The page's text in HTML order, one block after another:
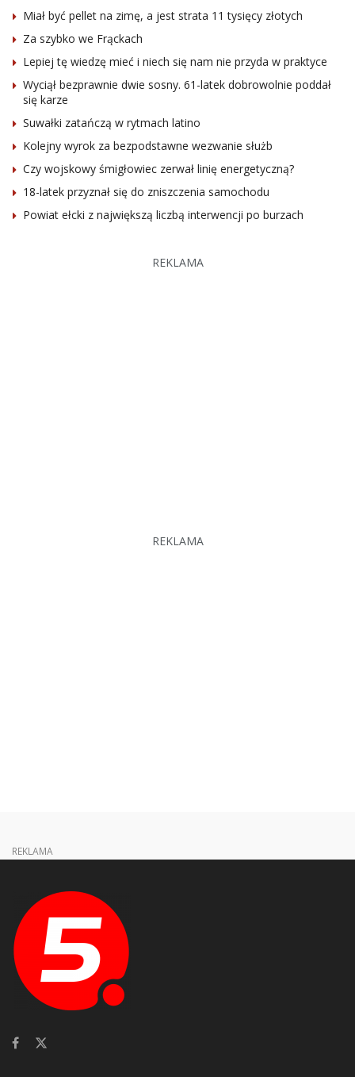
Miał być pellet na zimę, a jest strata 11 tysięcy złotych
Za szybko we Frąckach
Lepiej tę wiedzę mieć i niech się nam nie przyda w praktyce
Wyciął bezprawnie dwie sosny. 61-latek dobrowolnie poddał
się karze
Suwałki zatańczą w rytmach latino
Kolejny wyrok za bezpodstawne wezwanie służb
Czy wojskowy śmigłowiec zerwał linię energetyczną?
18-latek przyznał się do zniszczenia samochodu
Powiat ełcki z największą liczbą interwencji po burzach
REKLAMA
REKLAMA
REKLAMA